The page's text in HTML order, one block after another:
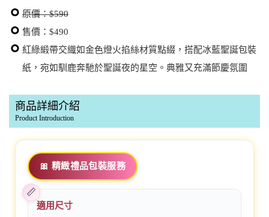
原價：$590
售價：$490
紅綠緞帶交織如金色燈火掐絲材質點綴，搭配冰藍聖誕包裝
紙，宛如馴鹿奔馳於聖誕夜的星空。典雅又充滿節慶氛圍
商品詳細介紹
Product Introduction
🎀 精緻禮品包裝服務
適用尺寸